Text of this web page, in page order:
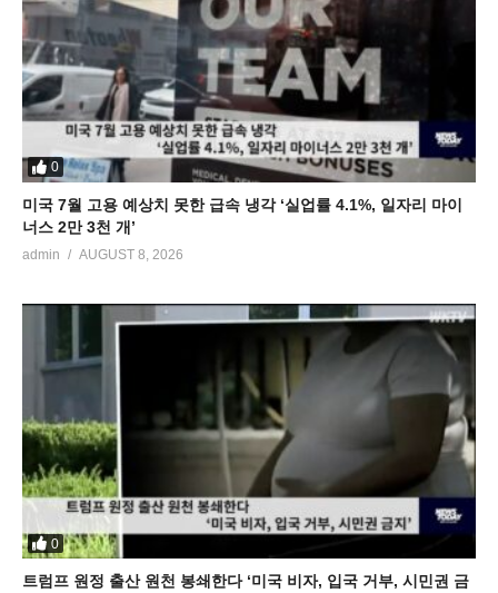
0
미국 7월 고용 예상치 못한 급속 냉각 ‘실업률 4.1%, 일자리 마이
너스 2만 3천 개’
admin AUGUST 8, 2026
0
트럼프 원정 출산 원천 봉쇄한다 ‘미국 비자, 입국 거부, 시민권 금